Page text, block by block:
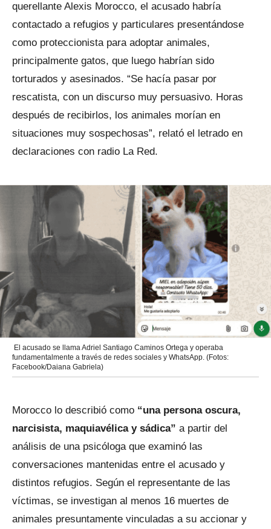
querellante Alexis Morocco, el acusado habría
contactado a refugios y particulares presentándose
como proteccionista para adoptar animales,
principalmente gatos, que luego habrían sido
torturados y asesinados. “Se hacía pasar por
rescatista, con un discurso muy persuasivo. Horas
después de recibirlos, los animales morían en
situaciones muy sospechosas”, relató el letrado en
declaraciones con radio La Red.
El acusado se llama Adriel Santiago Caminos Ortega y operaba
fundamentalmente a través de redes sociales y WhatsApp. (Fotos:
Facebook/Daiana Gabriela)
Morocco lo describió como “una persona oscura,
narcisista, maquiavélica y sádica” a partir del
análisis de una psicóloga que examinó las
conversaciones mantenidas entre el acusado y
distintos refugios. Según el representante de las
víctimas, se investigan al menos 16 muertes de
animales presuntamente vinculadas a su accionar y